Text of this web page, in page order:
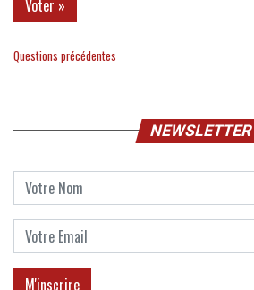
Questions précédentes
NEWSLETTER